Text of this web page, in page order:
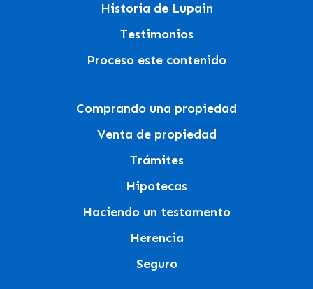
Historia de Lupain
Testimonios
Proceso este contenido
Comprando una propiedad
Venta de propiedad
Trámites
Hipotecas
Haciendo un testamento
Herencia
Seguro